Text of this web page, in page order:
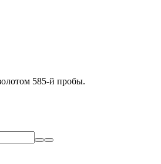
585-й пробы.